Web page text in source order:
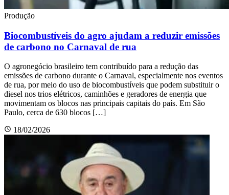
Produção
Biocombustíveis do agro ajudam a reduzir emissões
de carbono no Carnaval de rua
O agronegócio brasileiro tem contribuído para a redução das
emissões de carbono durante o Carnaval, especialmente nos eventos
de rua, por meio do uso de biocombustíveis que podem substituir o
diesel nos trios elétricos, caminhões e geradores de energia que
movimentam os blocos nas principais capitais do país. Em São
Paulo, cerca de 630 blocos […]
18/02/2026